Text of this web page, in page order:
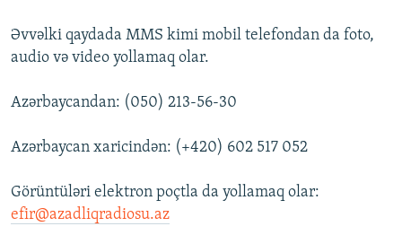
Əvvəlki qaydada MMS kimi mobil telefondan da foto,
audio və video yollamaq olar.
Azərbaycandan: (050) 213-56-30
Azərbaycan xaricindən: (+420) 602 517 052
Görüntüləri elektron poçtla da yollamaq olar:
efir@azadliqradiosu.az